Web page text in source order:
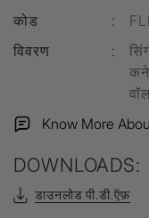
कोड
:
विवरण
:
Know More
DOWNLOADS:
डाउनलोड पी.डी.ऍफ़